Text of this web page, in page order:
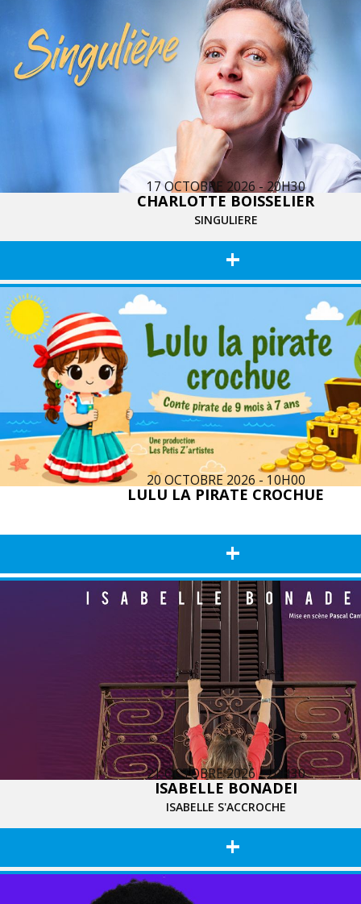
17 OCTOBRE 2026 - 20H30
CHARLOTTE BOISSELIER
SINGULIERE
+
20 OCTOBRE 2026 - 10H00
LULU LA PIRATE CROCHUE
+
21 OCTOBRE 2026 - 20H30
ISABELLE BONADEI
ISABELLE S'ACCROCHE
+